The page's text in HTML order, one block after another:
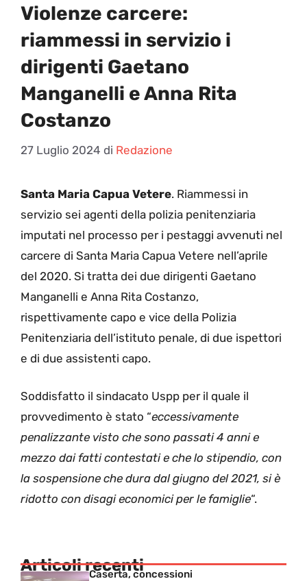
Violenze carcere:
riammessi in servizio i
dirigenti Gaetano
Manganelli e Anna Rita
Costanzo
27 Luglio 2024 di Redazione
Santa Maria Capua Vetere. Riammessi in
servizio sei agenti della polizia penitenziaria
imputati nel processo per i pestaggi avvenuti nel
carcere di Santa Maria Capua Vetere nell’aprile
del 2020. Si tratta dei due dirigenti Gaetano
Manganelli e Anna Rita Costanzo,
rispettivamente capo e vice della Polizia
Penitenziaria dell’istituto penale, di due ispettori
e di due assistenti capo.
Soddisfatto il sindacato Uspp per il quale il
provvedimento è stato “eccessivamente
penalizzante visto che sono passati 4 anni e
mezzo dai fatti contestati e che lo stipendio, con
la sospensione che dura dal giugno del 2021, si è
ridotto con disagi economici per le famiglie“.
Articoli recenti
Caserta, concessioni